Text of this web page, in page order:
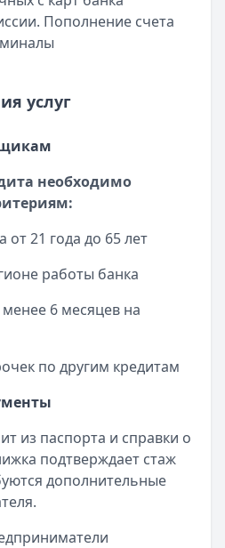
Пополнение счета
услуг
необходимо
от 21 года до 65 лет
работы банка
6 месяцев на
по другим кредитам
из паспорта и справки о
подтверждает стаж
дополнительные